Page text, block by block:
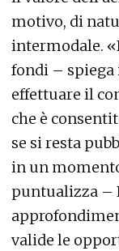
motivo, di
intermodale.
fondi – spiega
effettuare il
che è
se si resta
in un
puntualizza –
valide le